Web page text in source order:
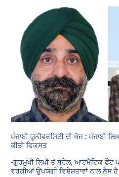
ਪੰਜਾਬੀ ਯੂਨੀਵਰਸਿਟੀ ਦੀ ਖੋਜ : ਪੰਜਾਬੀ
ਕੀਤੀ ਵਿਕਸਤ
-ਗੁਰਮੁਖੀ ਲਿਪੀ ਤੋਂ ਬਰੇਲ, ਆਟੋਮੈਟਿਕ ਫੌਂਟ
ਵਰਗੀਆਂ ਉਪਯੋਗੀ ਵਿਸ਼ੇਸ਼ਤਾਵਾਂ ਨਾਲ ਲੈਸ